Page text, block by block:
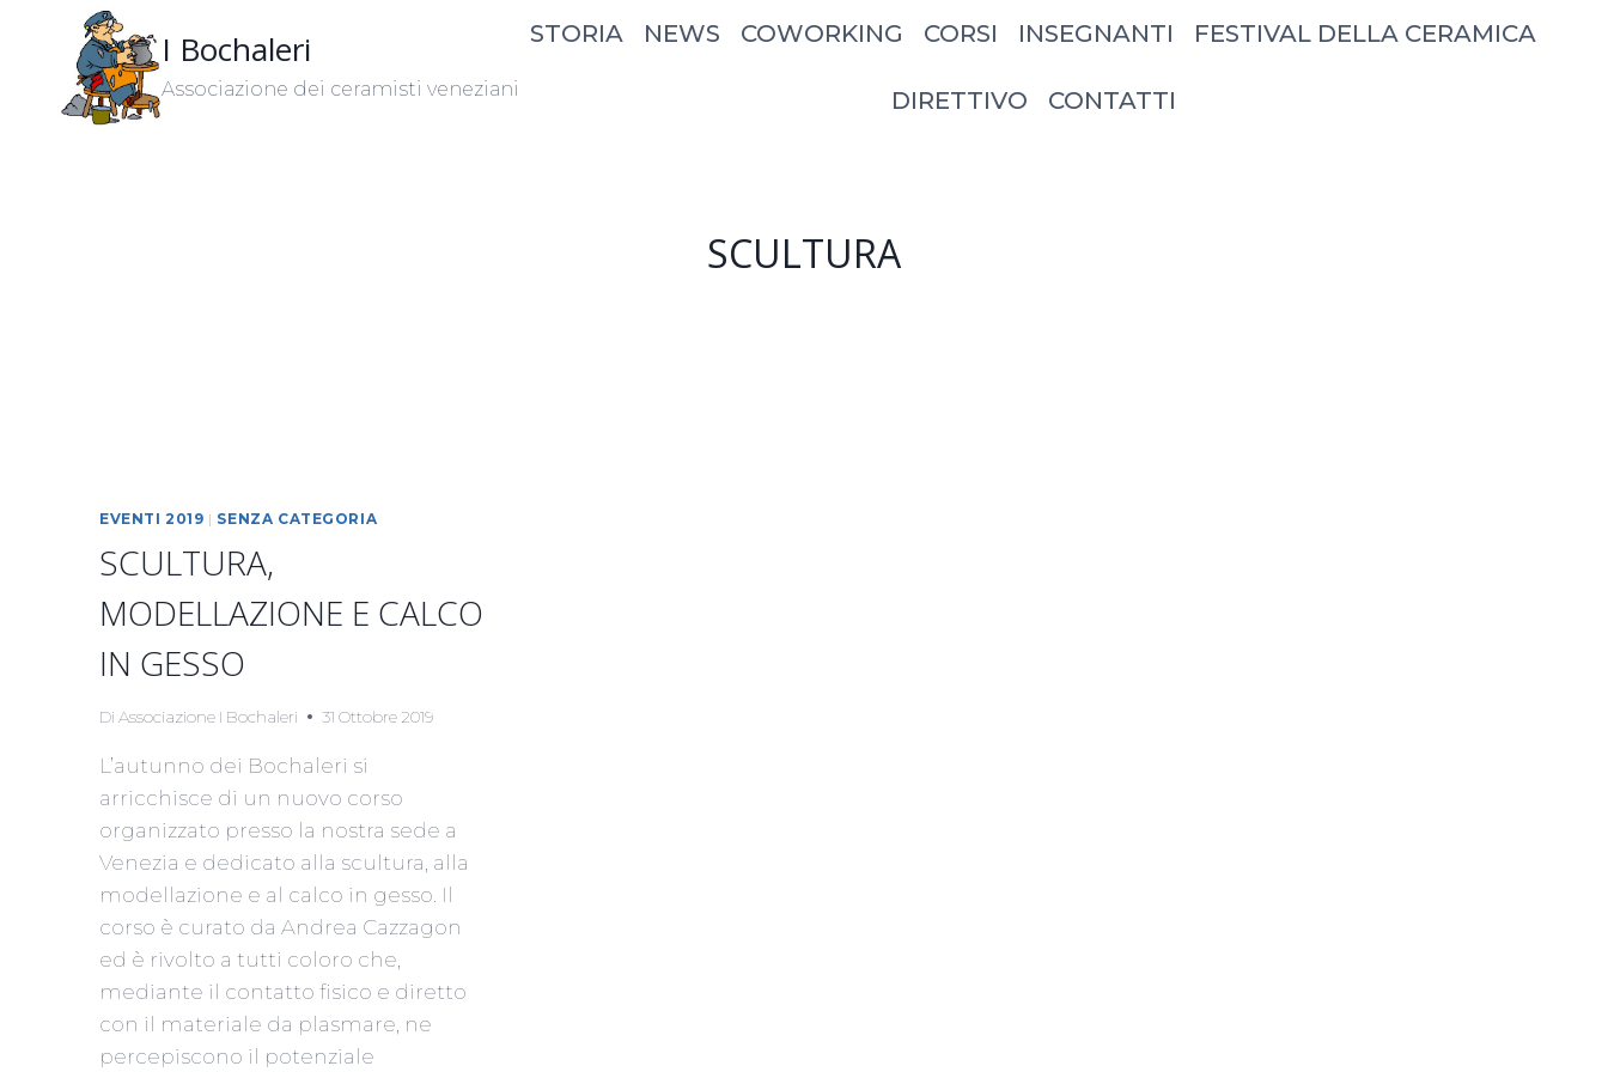
contenuto
I Bochaleri
Associazione dei ceramisti veneziani
STORIA NEWS COWORKING CORSI INSEGNANTI FESTIVAL DELLA CERAMICA
DIRETTIVO CONTATTI
SCULTURA
EVENTI 2019 | SENZA CATEGORIA
SCULTURA,
MODELLAZIONE E CALCO
IN GESSO
Di Associazione I Bochaleri 31 Ottobre 2019
L’autunno dei Bochaleri si
arricchisce di un nuovo corso
organizzato presso la nostra sede a
Venezia e dedicato alla scultura, alla
modellazione e al calco in gesso. Il
corso è curato da Andrea Cazzagon
ed è rivolto a tutti coloro che,
mediante il contatto fisico e diretto
con il materiale da plasmare, ne
percepiscono il potenziale